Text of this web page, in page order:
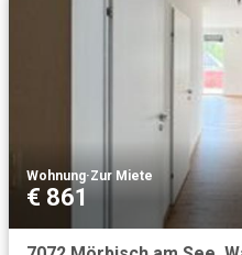
Wohnung·Zur Miete
€ 861